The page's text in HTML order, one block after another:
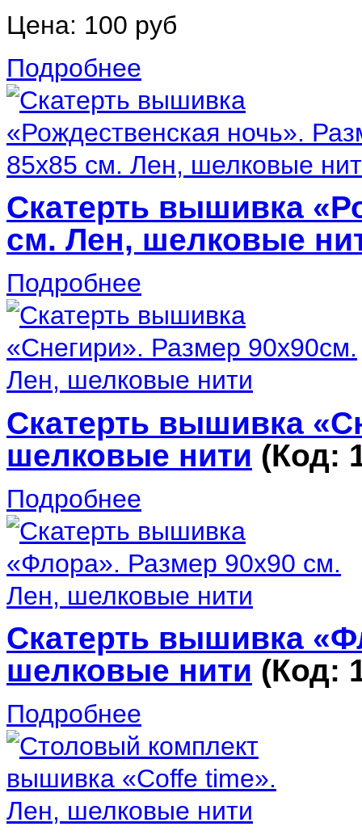
Цена: 100 руб
Подробнее
Скатерть вышивка
см. Лен, шелковые
Подробнее
Скатерть вышивка
шелковые нити (Код:
Подробнее
Скатерть вышивка
шелковые нити (Код:
Подробнее